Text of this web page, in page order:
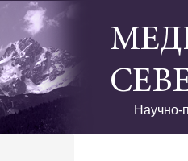
Научно-